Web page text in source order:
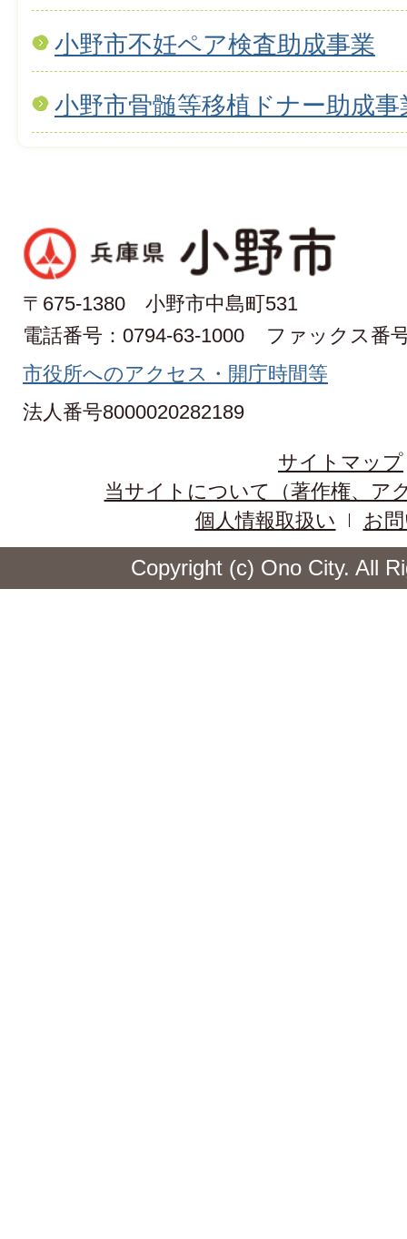
小野市不妊ペア検査助成事業
小野市骨髄等移植ドナー助成事
〒675-1380 小野市中島町531
電話番号：0794-63-1000
ファックス番
市役所へのアクセス・開庁時間等
法人番号8000020282189
サイトマップ
当サイトについて（著作権、ア
個人情報取扱い
お
Copyright (c) Ono City. All